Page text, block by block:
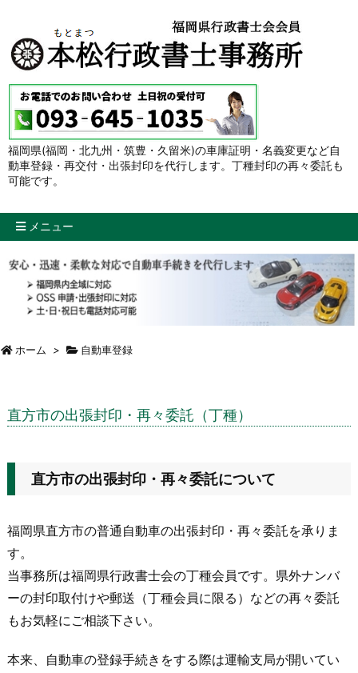
福岡県(福岡・北九州・筑豊・久留米)の車庫証明・名義変更など自
動車登録・再交付・出張封印を代行します。丁種封印の再々委託も
可能です。
メニュー
ホーム > 自動車登録
直方市の出張封印・再々委託（丁種）
直方市の出張封印・再々委託について
福岡県直方市の普通自動車の出張封印・再々委託を承りま
す。
当事務所は福岡県行政書士会の丁種会員です。県外ナンバ
ーの封印取付けや郵送（丁種会員に限る）などの再々委託
もお気軽にご相談下さい。
本来、自動車の登録手続きをする際は運輸支局が開いてい